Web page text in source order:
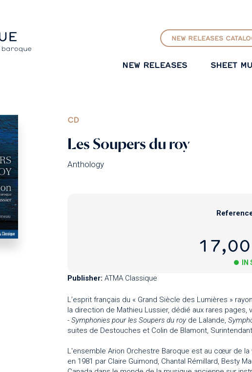
NEW RELEASES
NEW RELEASES SHEET
CD
Les Soupers du roy
Anthology
Publisher: ATMA Classique
L’esprit français du « Grand Siècle des Lumières »
la direction de Mathieu Lussier, dédié aux rares
- Symphonies pour les Soupers du roy de Lalande,
suites de Destouches et Colin de Blamont,
L'ensemble Arion Orchestre Baroque est au cœur de
en 1981 par Claire Guimond, Chantal Rémillard, Besty